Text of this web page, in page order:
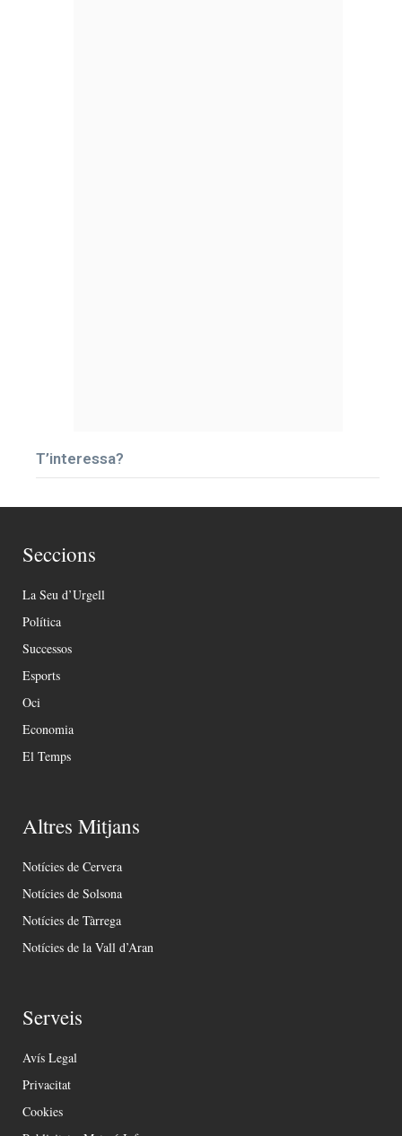
T’interessa?
Seccions
La Seu d’Urgell
Política
Successos
Esports
Oci
Economia
El Temps
Altres Mitjans
Notícies de Cervera
Notícies de Solsona
Notícies de Tàrrega
Notícies de la Vall d’Aran
Serveis
Avís Legal
Privacitat
Cookies